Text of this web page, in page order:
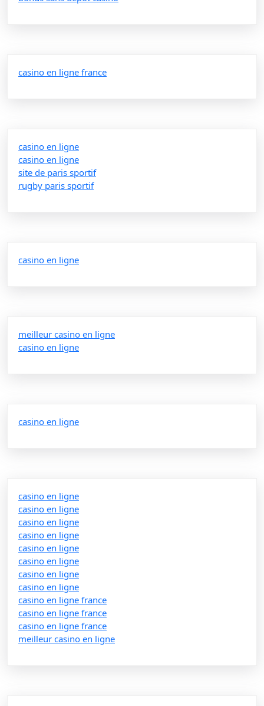
casino en ligne france
casino en ligne
casino en ligne
site de paris sportif
rugby paris sportif
casino en ligne
meilleur casino en ligne
casino en ligne
casino en ligne
casino en ligne
casino en ligne
casino en ligne
casino en ligne
casino en ligne
casino en ligne
casino en ligne
casino en ligne
casino en ligne france
casino en ligne france
casino en ligne france
meilleur casino en ligne